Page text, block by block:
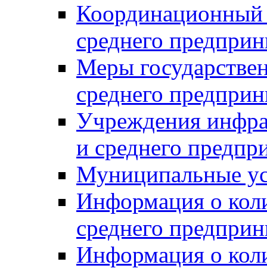
Координационный
среднего
Меры
среднего
Учреждения
и среднего
Муниципальные
Информация о
среднего
Информация о